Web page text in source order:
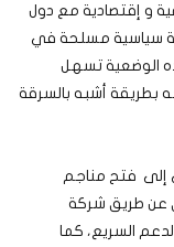
و إقتصادية مع دول
سياسية مسلحة في
الوضعية تسهل
بطريقة أشبه بالسرقة
إلى فتح مناجم
عن طريق شركة
السريع، كما